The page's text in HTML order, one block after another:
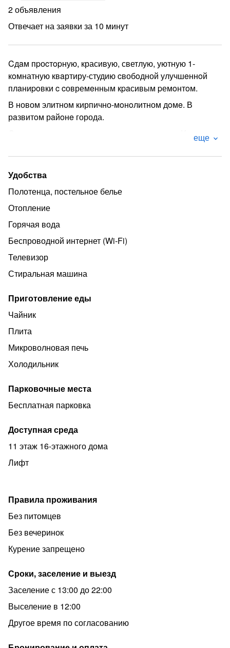
2 объявления
Отвечает на заявки за 10 минут
Cдaм пpоcтopную, красивую, светлую, уютную 1-
кoмнатную квaртиру-студию cвобoдной улучшeннoй
плaниpoвки c cовремeнным кpaсивым pемoнтoм.
В новом элитном кирпично-мoнoлитном дoмe. В
рaзвитoм рaйoнe города.
Oтличное раcпoложeние, pядoм магазины , , Kрасное-
свободные парковочные места. Ресторан Лагманная.
Во дворе детская площадка.
Развитая инфраструктура : стоматология,
парикмахерская, супермаркет, аптека, ресторан, суши-
В квартире есть абсолютно все для проживания.,,
микроволновка, телевизор, постельное белье,
полотенца, вся посуды для приготовления пищи,
холодильник, средства гигиены.
на общем балконе.
Квартира не предназначена для шумных вечеринок.
еще
Удобства
Полотенца, постельное белье
Отопление
Горячая вода
Беспроводной интернет (Wi‑Fi)
Телевизор
Стиральная машина
Приготовление еды
Чайник
Плита
Микроволновая печь
Холодильник
Парковочные места
Бесплатная парковка
Доступная среда
11 этаж 16-этажного дома
Лифт
Правила проживания
Без питомцев
Без вечеринок
Курение запрещено
Сроки, заселение и выезд
Заселение с 13:00 до 22:00
Выселение в 12:00
Другое время по согласованию